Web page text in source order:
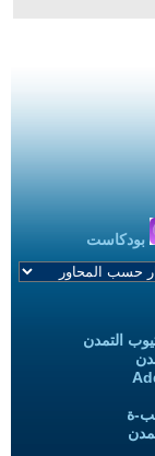
بودكاست
التمدن
ة